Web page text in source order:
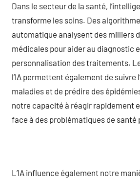
Dans le secteur de la santé,
transforme les soins. Des
automatique analysent des milliers
médicales pour aider au diagnostic
personnalisation des traitements.
l’IA permettent également de suivre
maladies et de prédire des
notre capacité à réagir rapidement
face à des problématiques de santé
L’IA influence également notre